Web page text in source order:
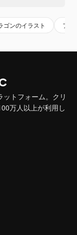
ゴンのイラスト ファ
トフォーム。クリ
万人以上が利用し